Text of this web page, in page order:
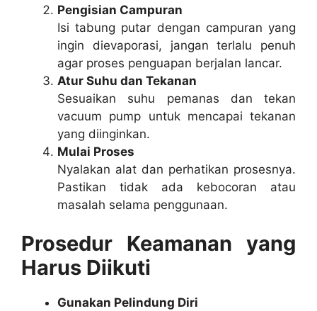
Pengisian Campuran
Isi tabung putar dengan campuran yang
ingin dievaporasi, jangan terlalu penuh
agar proses penguapan berjalan lancar.
Atur Suhu dan Tekanan
Sesuaikan suhu pemanas dan tekan
vacuum pump untuk mencapai tekanan
yang diinginkan.
Mulai Proses
Nyalakan alat dan perhatikan prosesnya.
Pastikan tidak ada kebocoran atau
masalah selama penggunaan.
Prosedur Keamanan yang
Harus Diikuti
Gunakan Pelindung Diri